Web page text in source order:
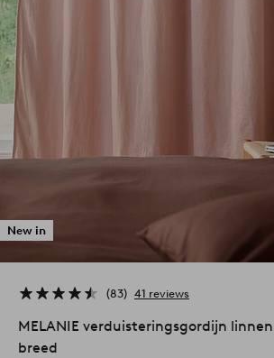
New in
83 41 reviews
MELANIE verduisteringsgordijn
breed